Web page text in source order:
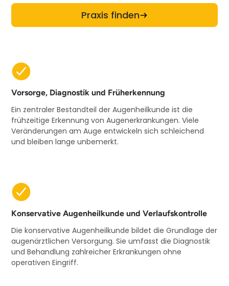
Praxis finden
Vorsorge, Diagnostik und Früherkennung
Ein zentraler Bestandteil der Augenheilkunde ist die
frühzeitige Erkennung von Augenerkrankungen. Viele
Veränderungen am Auge entwickeln sich schleichend
und bleiben lange unbemerkt.
Konservative Augenheilkunde und Verlaufskontrolle
Die konservative Augenheilkunde bildet die Grundlage der
augenärztlichen Versorgung. Sie umfasst die Diagnostik
und Behandlung zahlreicher Erkrankungen ohne
operativen Eingriff.